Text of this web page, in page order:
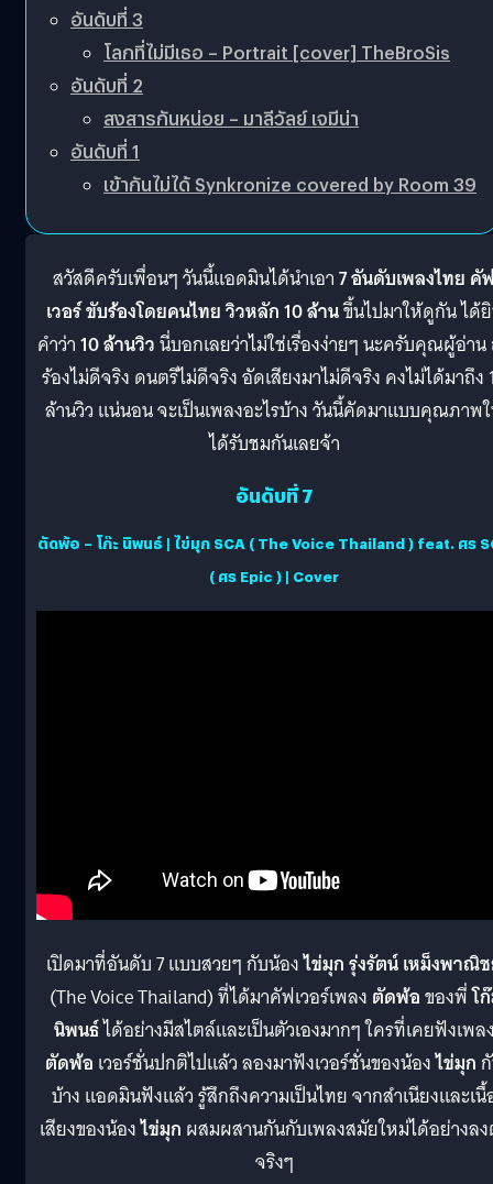
อันดับที่ 3
โลกที่ไม่มีเธอ – Portrait [cover] TheBroSis
อันดับที่ 2
สงสารกันหน่อย – มาลีวัลย์ เจมีน่า
อันดับที่ 1
เข้ากันไม่ได้ Synkronize covered by Room 39
สวัสดีครับเพื่อนๆ วันนี้แอดมินได้นำเอา7 อันดับเพลงไทย คั
เวอร์ ขับร้องโดยคนไทย วิวหลัก 10 ล้านขึ้นไปมาให้ดูกัน ได้
คำว่า10 ล้านวิวนี่บอกเลยว่าไม่ใช่เรื่องง่ายๆ นะครับคุณผู้อ่าน
ร้องไม่ดีจริง ดนตรีไม่ดีจริง อัดเสียงมาไม่ดีจริง คงไม่ได้มาถึง
ล้านวิว แน่นอน จะเป็นเพลงอะไรบ้าง วันนี้คัดมาแบบคุณภาพ
ได้รับชมกันเลยจ้า
อันดับที่ 7
ตัดพ้อ – โก๊ะ นิพนธ์ | ไข่มุก SCA ( The Voice Thailand ) feat. ศร
( ศร Epic ) | Cover
เปิดมาที่อันดับ 7 แบบสวยๆ กับน้องไข่มุก รุ่งรัตน์ เหม็งพาณิ
(The Voice Thailand) ที่ได้มาคัฟเวอร์เพลง ตัดพ้อของพี่โ
นิพนธ์ได้อย่างมีสไตล์และเป็นตัวเองมากๆ ใครที่เคยฟังเพล
ตัดพ้อ เวอร์ชั่นปกติไปแล้ว ลองมาฟังเวอร์ชั่นของน้องไข่มุก
บ้าง แอดมินฟังแล้ว รู้สึกถึงความเป็นไทย จากสำเนียงและเนื้
เสียงของน้องไข่มุก ผสมผสานกันกับเพลงสมัยใหม่ได้อย่างล
จริงๆ